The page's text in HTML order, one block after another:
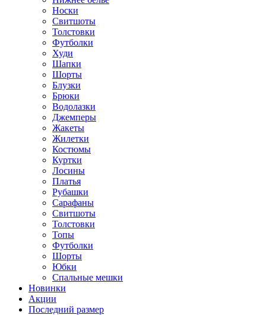
Носки
Свитшоты
Толстовки
Футболки
Худи
Шапки
Шорты
Блузки
Брюки
Водолазки
Джемперы
Жакеты
Жилетки
Костюмы
Куртки
Лосины
Платья
Рубашки
Сарафаны
Свитшоты
Толстовки
Топы
Футболки
Шорты
Юбки
Спальные мешки
Новинки
Акции
Последний размер